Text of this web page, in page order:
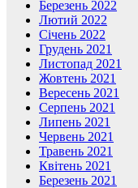
Березень 2022
Лютий 2022
Січень 2022
Грудень 2021
Листопад 2021
Жовтень 2021
Вересень 2021
Серпень 2021
Липень 2021
Червень 2021
Травень 2021
Квітень 2021
Березень 2021